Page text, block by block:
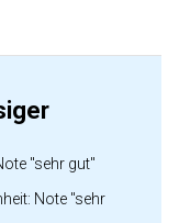
"sehr gut"
Note "sehr